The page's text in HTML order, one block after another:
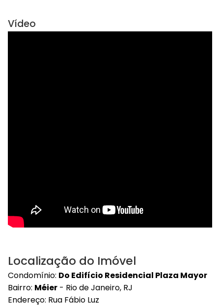
Vídeo
Localização do Imóvel
Condomínio: Do Edifício Residencial Plaza Mayor
Bairro: Méier - Rio de Janeiro, RJ
Endereço: Rua Fábio Luz